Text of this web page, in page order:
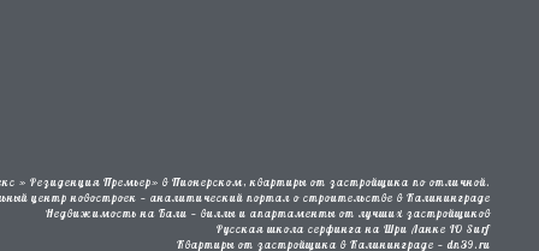
» Резиденция Премьер» в Пионерском, квартиры от застройщика по отличной.
центр новостроек — аналитический портал о строительстве в Калининграде
Недвижимость на Бали — виллы и апартаменты от лучших застройщиков
Русская школа серфинга на Шри Ланке IO Surf
Квартиры от застройщика в Калининграде — dn39.ru